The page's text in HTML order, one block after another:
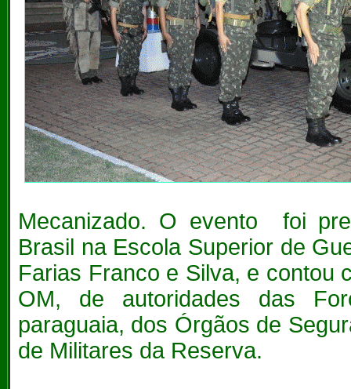
Mecanizado. O evento foi
Brasil na Escola Superior de
Farias Franco e Silva, e contou
OM, de autoridades das
paraguaia, dos Órgãos de
de Militares da Reserva.